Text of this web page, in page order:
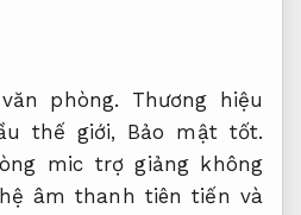
phòng. Thương hiệu
thế giới, Bảo mật tốt.
mic trợ giảng không
âm thanh tiên tiến và